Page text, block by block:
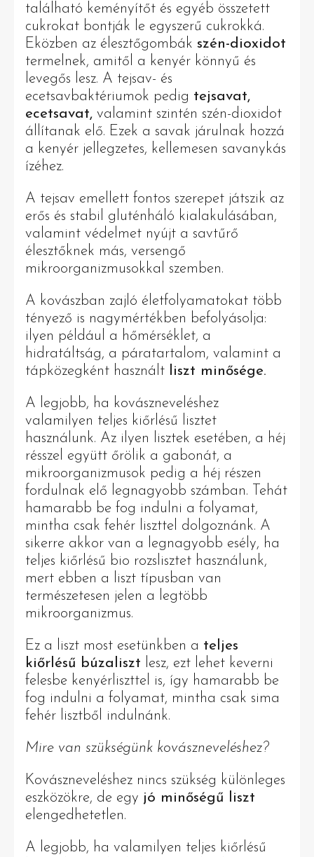
található keményítőt és egyéb összetett
cukrokat bontják le egyszerű cukrokká.
Eközben az élesztőgombák szén-dioxidot
termelnek, amitől a kenyér könnyű és
levegős lesz. A tejsav- és
ecetsavbaktériumok pedig tejsavat,
ecetsavat, valamint szintén szén-dioxidot
állítanak elő. Ezek a savak járulnak hozzá
a kenyér jellegzetes, kellemesen savanykás
ízéhez.
A tejsav emellett fontos szerepet játszik az
erős és stabil gluténháló kialakulásában,
valamint védelmet nyújt a savtűrő
élesztőknek más, versengő
mikroorganizmusokkal szemben.
A kovászban zajló életfolyamatokat több
tényező is nagymértékben befolyásolja:
ilyen például a hőmérséklet, a
hidratáltság, a páratartalom, valamint a
tápközegként használt
liszt minősége.
A legjobb, ha kovászneveléshez
valamilyen teljes kiőrlésű lisztet
használunk. Az ilyen lisztek esetében, a héj
résszel együtt őrölik a gabonát, a
mikroorganizmusok pedig a héj részen
fordulnak elő legnagyobb számban. Tehát
hamarabb be fog indulni a folyamat,
mintha csak fehér liszttel dolgoznánk. A
sikerre akkor van a legnagyobb esély, ha
teljes kiőrlésű bio rozslisztet használunk,
mert ebben a liszt típusban van
természetesen jelen a legtöbb
mikroorganizmus.
Ez a liszt most esetünkben a teljes
kiőrlésű búzaliszt lesz, ezt lehet keverni
felesbe kenyérliszttel is, így hamarabb be
fog indulni a folyamat, mintha csak sima
fehér lisztből indulnánk.
Mire van szükségünk kovászneveléshez?
Kovászneveléshez nincs szükség különleges
eszközökre, de egy jó minőségű liszt
elengedhetetlen.
A legjobb, ha valamilyen teljes kiőrlésű